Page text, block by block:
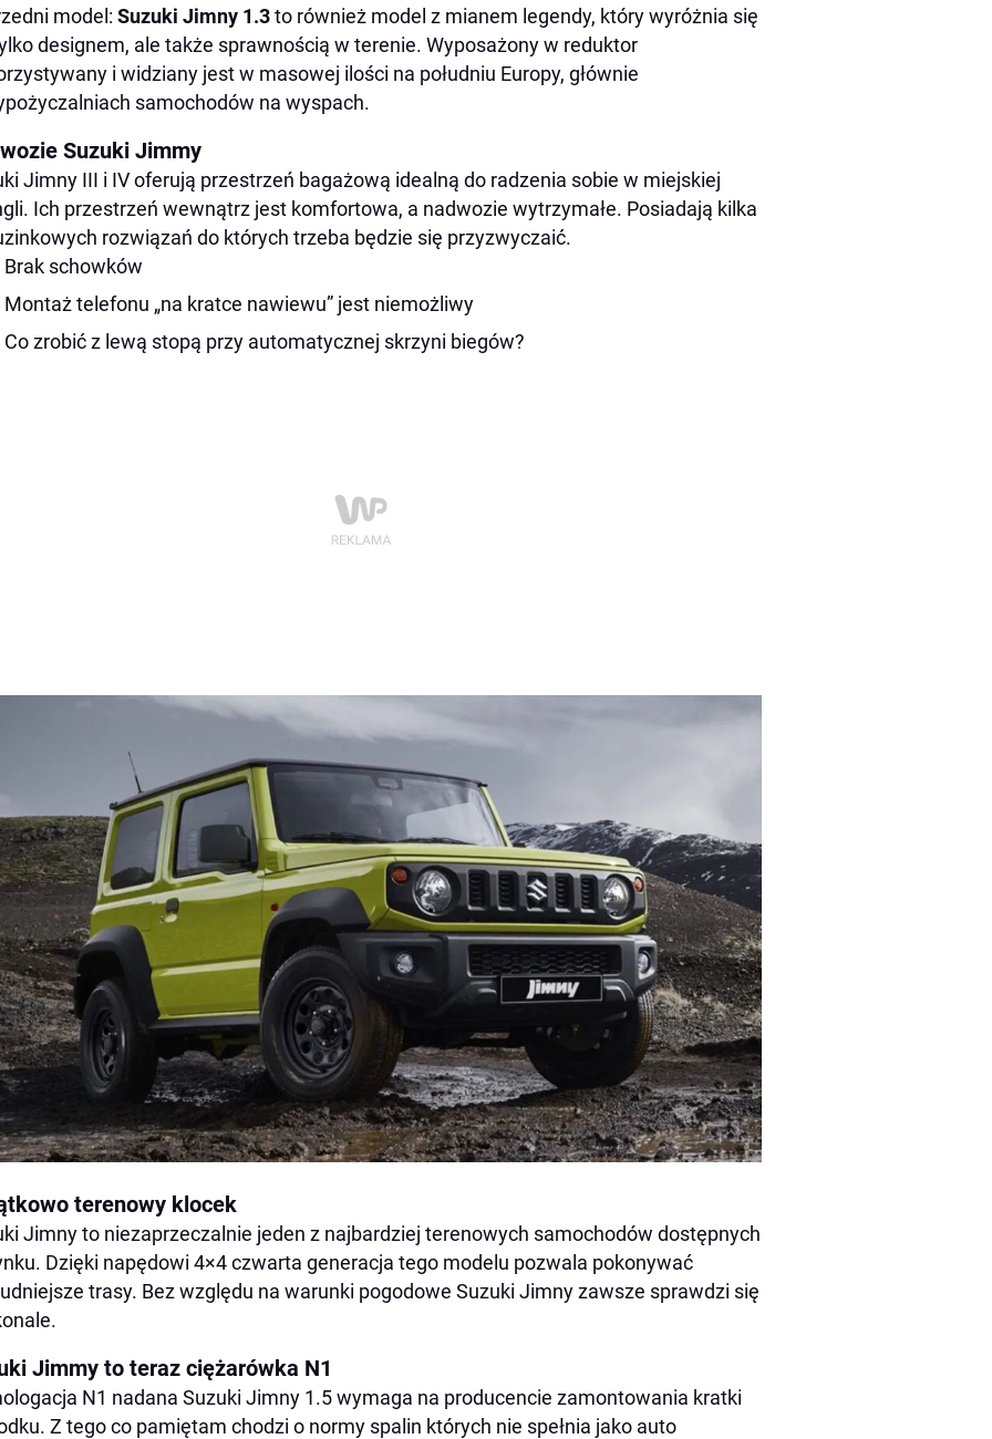
model: Suzuki Jimny 1.3to również model z mianem legendy, który wyróżnia się
designem, ale także sprawnością w terenie. Wyposażony w reduktor
i widziany jest w masowej ilości na południu Europy, głównie
samochodów na wyspach.
Suzuki Jimmy
Jimny III i IV oferują przestrzeń bagażową idealną do radzenia sobie w miejskiej
Ich przestrzeń wewnątrz jest komfortowa, a nadwozie wytrzymałe. Posiadają kilka
rozwiązań do których trzeba będzie się przyzwyczaić.
Brak schowków
Montaż telefonu „na kratce nawiewu” jest niemożliwy
Co zrobić z lewą stopą przy automatycznej skrzyni biegów?
terenowy klocek
Jimny to niezaprzeczalnie jeden z najbardziej terenowych samochodów dostępnych
Dzięki napędowi 4×4 czwarta generacja tego modelu pozwala pokonywać
trasy. Bez względu na warunki pogodowe Suzuki Jimny zawsze sprawdzi się
Jimmy to teraz ciężarówka N1
N1 nadana Suzuki Jimny 1.5 wymaga na producencie zamontowania kratki
Z tego co pamiętam chodzi o normy spalin których nie spełnia jako auto